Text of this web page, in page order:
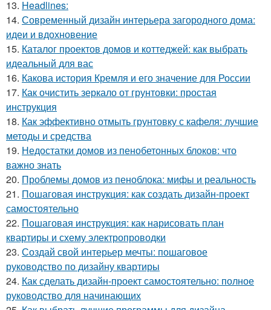
13. Headlines:
14. Современный дизайн интерьера загородного дома:
идеи и вдохновение
15. Каталог проектов домов и коттеджей: как выбрать
идеальный для вас
16. Какова история Кремля и его значение для России
17. Как очистить зеркало от грунтовки: простая
инструкция
18. Как эффективно отмыть грунтовку с кафеля: лучшие
методы и средства
19. Недостатки домов из пенобетонных блоков: что
важно знать
20. Проблемы домов из пеноблока: мифы и реальность
21. Пошаговая инструкция: как создать дизайн-проект
самостоятельно
22. Пошаговая инструкция: как нарисовать план
квартиры и схему электропроводки
23. Создай свой интерьер мечты: пошаговое
руководство по дизайну квартиры
24. Как сделать дизайн-проект самостоятельно: полное
руководство для начинающих